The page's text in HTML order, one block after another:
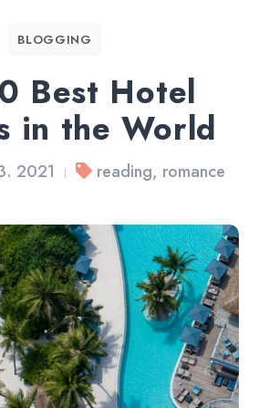
BLOGGING
Best Hotel
in the World
2021 | reading, romance